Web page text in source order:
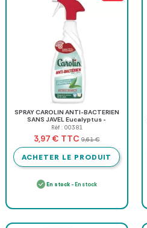
SPRAY CAROLIN ANTI-BACTERIEN
SANS JAVEL Eucalyptus -
vaporisateur de 650 ml
Réf : 00381
3,97 € TTC 9,61 €
ACHETER LE PRODUIT
En stock- En stock